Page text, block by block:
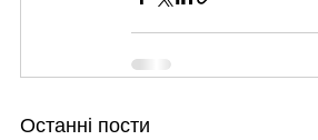
Останні пости